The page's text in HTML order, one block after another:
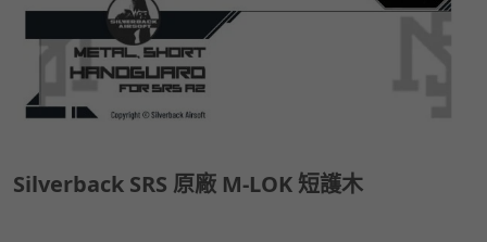
Silverback SRS 原廠 M-LOK 短護木